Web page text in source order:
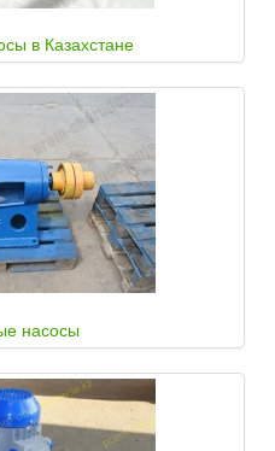
в Казахстане
насосы